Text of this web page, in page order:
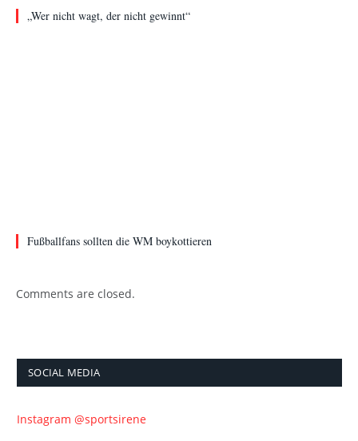
„Wer nicht wagt, der nicht gewinnt“
Fußballfans sollten die WM boykottieren
Comments are closed.
SOCIAL MEDIA
Instagram @sportsirene